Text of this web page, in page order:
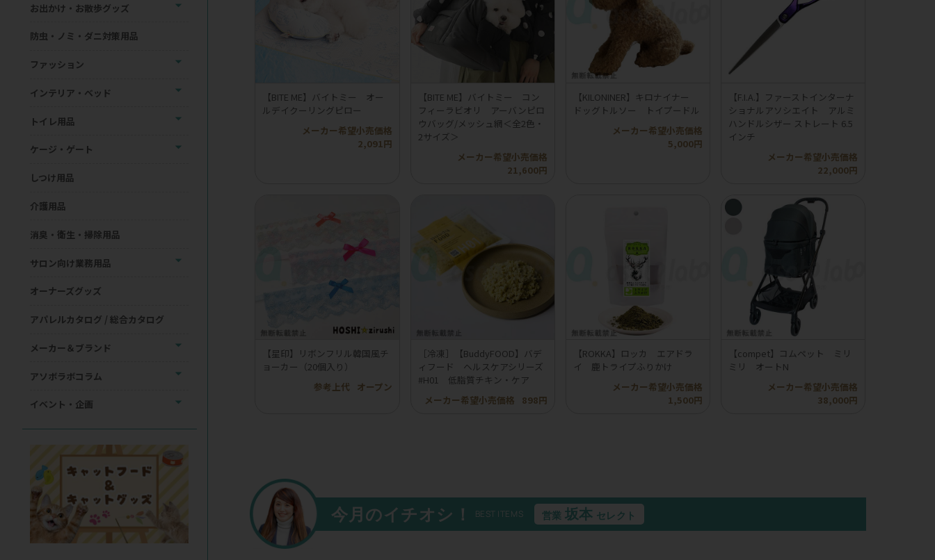
【BITE ME】バイトミー オー
ルデイクーリングピロー
メーカー希望小売価格
2,091円
【BITE ME】バイトミー コン
フィーラビオリ アーバンピロ
ウバッグ/メッシュ網＜全2色・
2サイズ＞
メーカー希望小売価格
21,600円
【KILONINER】キロナイナー
ドッグトルソー トイプードル
メーカー希望小売価格
5,000円
【F.I.A.】ファーストインターナ
ショナルアソシエイト アルミ
ハンドルシザー ストレート 6.5
インチ
メーカー希望小売価格
22,000円
【星印】リボンフリル韓国風チ
ョーカー（20個入り）
参考上代
オープン
［冷凍］【BuddyFOOD】バデ
ィフード ヘルスケアシリーズ
#H01 低脂質チキン・ケア
メーカー希望小売価格
898円
【ROKKA】ロッカ エアドラ
イ 鹿トライプふりかけ
メーカー希望小売価格
1,500円
【compet】コムペット ミリ
ミリ オートN
メーカー希望小売価格
38,000円
今月のイチオシ！ BEST ITEMS 営業 坂本 セレクト
お出かけ・お散歩グッズ
防虫・ノミ・ダニ対策用品
ファッション
インテリア・ベッド
トイレ用品
ケージ・ゲート
しつけ用品
介護用品
消臭・衛生・掃除用品
サロン向け業務用品
オーナーズグッズ
アパレルカタログ / 総合カタログ
メーカー＆ブランド
アソボラボコラム
イベント・企画